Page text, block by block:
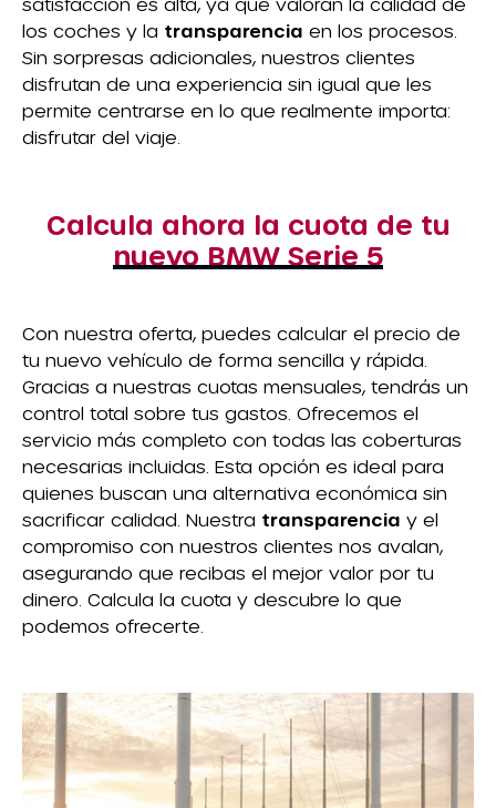
los coches y la transparencia en los procesos.
Sin sorpresas adicionales, nuestros clientes
disfrutan de una experiencia sin igual que les
permite centrarse en lo que realmente importa:
disfrutar del viaje.
Calcula ahora la cuota de tu
nuevo BMW Serie 5
Con nuestra oferta, puedes calcular el precio de
tu nuevo vehículo de forma sencilla y rápida.
Gracias a nuestras cuotas mensuales, tendrás un
control total sobre tus gastos. Ofrecemos el
servicio más completo con todas las coberturas
necesarias incluidas. Esta opción es ideal para
quienes buscan una alternativa económica sin
sacrificar calidad. Nuestra transparencia y el
compromiso con nuestros clientes nos avalan,
asegurando que recibas el mejor valor por tu
dinero. Calcula la cuota y descubre lo que
podemos ofrecerte.